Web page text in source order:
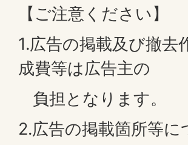
【ご注意ください】
1.広告の掲載及び撤去
成費等は広告主の
負担となります。
2.広告の掲載箇所等